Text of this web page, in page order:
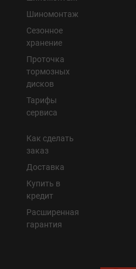
Шиномонтаж
Сезонное
хранение
Проточка
тормозных
дисков
Тарифы
сервиса
Как сделать
заказ
Доставка
Купить в
кредит
Расширенная
гарантия